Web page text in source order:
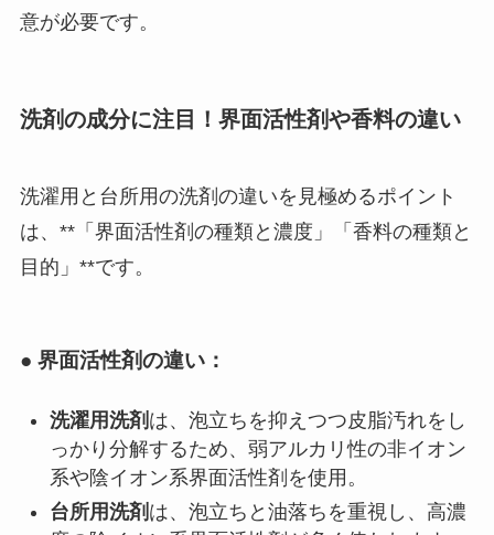
意が必要です。
洗剤の成分に注目！界面活性剤や香料の違い
洗濯用と台所用の洗剤の違いを見極めるポイント
は、**「界面活性剤の種類と濃度」「香料の種類と
目的」**です。
● 界面活性剤の違い：
洗濯用洗剤 は、泡立ちを抑えつつ皮脂汚れをし
っかり分解するため、弱アルカリ性の非イオン
系や陰イオン系界面活性剤を使用。
台所用洗剤 は、泡立ちと油落ちを重視し、高濃